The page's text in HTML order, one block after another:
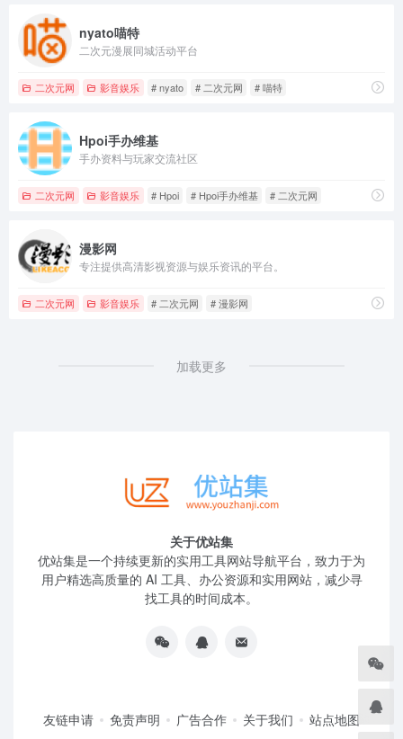
nyato喵特
二次元漫展同城活动平台
二次元网 影音娱乐 # nyato # 二次元网 # 喵特
Hpoi手办维基
手办资料与玩家交流社区
二次元网 影音娱乐 # Hpoi # Hpoi手办维基 # 二次元网
漫影网
专注提供高清影视资源与娱乐资讯的平台。
二次元网 影音娱乐 # 二次元网 # 漫影网
加载更多
关于优站集
优站集是一个持续更新的实用工具网站导航平台，致力于为
用户精选高质量的 AI 工具、办公资源和实用网站，减少寻
找工具的时间成本。
友链申请 免责声明 广告合作 关于我们 站点地图